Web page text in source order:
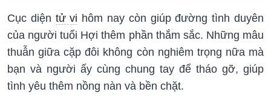
Cục diện tử vi hôm nay còn giúp đường tình duyên
của người tuổi Hợi thêm phần thắm sắc. Những mâu
thuẫn giữa cặp đôi không còn nghiêm trọng nữa mà
bạn và người ấy cùng chung tay để tháo gỡ, giúp
tình yêu thêm nồng nàn và bền chặt.